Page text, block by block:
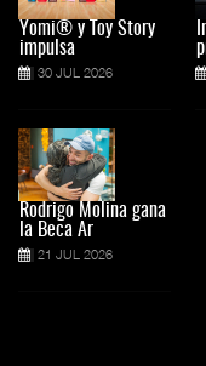
Yomi® y Toy Story
impulsa
30 JUL 2026
Rodrigo Molina gana
la Beca Ar
21 JUL 2026